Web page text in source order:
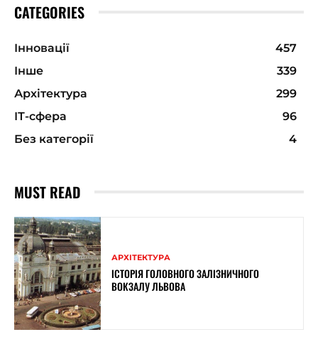
CATEGORIES
Інновації
457
Інше
339
Архітектура
299
ІТ-сфера
96
Без категорії
4
MUST READ
АРХІТЕКТУРА
ІСТОРІЯ ГОЛОВНОГО ЗАЛІЗНИЧНОГО
ВОКЗАЛУ ЛЬВОВА